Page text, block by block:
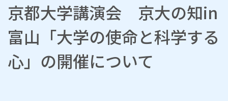
京都大学講演会 京大の知in
富山「大学の使命と科学する
心」の開催について